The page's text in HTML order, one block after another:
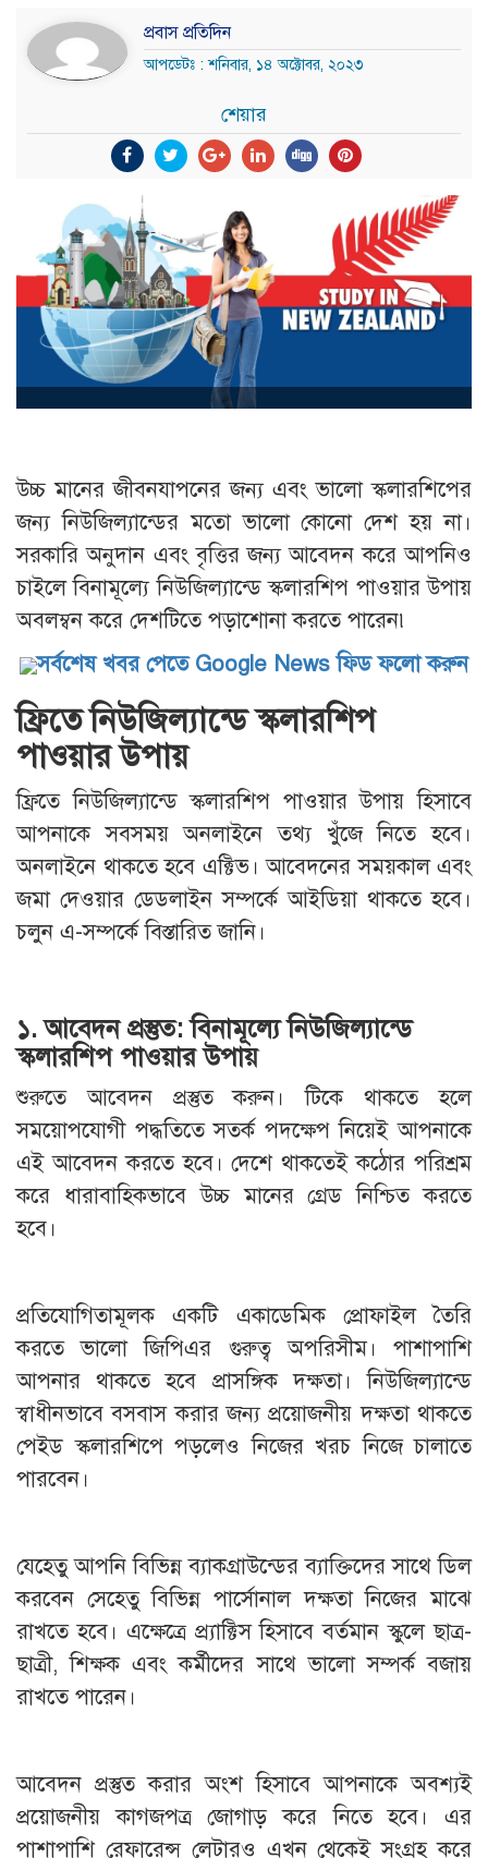
প্রবাস প্রতিদিন
আপডেটঃ : শনিবার, ১৪ অক্টোবর, ২০২৩
শেয়ার
উচ্চ মানের জীবনযাপনের জন্য এবং ভালো স্কলারশিপের
জন্য নিউজিল্যান্ডের মতো ভালো কোনো দেশ হয় না।
সরকারি অনুদান এবং বৃত্তির জন্য আবেদন করে আপনিও
চাইলে বিনামূল্যে নিউজিল্যান্ডে স্কলারশিপ পাওয়ার উপায়
অবলম্বন করে দেশটিতে পড়াশোনা করতে পারেন৷
সর্বশেষ খবর পেতে Google News ফিড ফলো করুন
ফ্রিতে নিউজিল্যান্ডে স্কলারশিপ
পাওয়ার উপায়
ফ্রিতে নিউজিল্যান্ডে স্কলারশিপ পাওয়ার উপায় হিসাবে
আপনাকে সবসময় অনলাইনে তথ্য খুঁজে নিতে হবে।
অনলাইনে থাকতে হবে এক্টিভ। আবেদনের সময়কাল এবং
জমা দেওয়ার ডেডলাইন সম্পর্কে আইডিয়া থাকতে হবে।
চলুন এ-সম্পর্কে বিস্তারিত জানি।
১. আবেদন প্রস্তুত: বিনামূল্যে নিউজিল্যান্ডে
স্কলারশিপ পাওয়ার উপায়
শুরুতে আবেদন প্রস্তুত করুন। টিকে থাকতে হলে
সময়োপযোগী পদ্ধতিতে সতর্ক পদক্ষেপ নিয়েই আপনাকে
এই আবেদন করতে হবে। দেশে থাকতেই কঠোর পরিশ্রম
করে ধারাবাহিকভাবে উচ্চ মানের গ্রেড নিশ্চিত করতে
হবে।
প্রতিযোগিতামূলক একটি একাডেমিক প্রোফাইল তৈরি
করতে ভালো জিপিএর গুরুত্ব অপরিসীম। পাশাপাশি
আপনার থাকতে হবে প্রাসঙ্গিক দক্ষতা। নিউজিল্যান্ডে
স্বাধীনভাবে বসবাস করার জন্য প্রয়োজনীয় দক্ষতা থাকতে
পেইড স্কলারশিপে পড়লেও নিজের খরচ নিজে চালাতে
পারবেন।
যেহেতু আপনি বিভিন্ন ব্যাকগ্রাউন্ডের ব্যাক্তিদের সাথে ডিল
করবেন সেহেতু বিভিন্ন পার্সোনাল দক্ষতা নিজের মাঝে
রাখতে হবে। এক্ষেত্রে প্র্যাক্টিস হিসাবে বর্তমান স্কুলে ছাত্র-
ছাত্রী, শিক্ষক এবং কর্মীদের সাথে ভালো সম্পর্ক বজায়
রাখতে পারেন।
আবেদন প্রস্তুত করার অংশ হিসাবে আপনাকে অবশ্যই
প্রয়োজনীয় কাগজপত্র জোগাড় করে নিতে হবে। এর
পাশাপাশি রেফারেন্স লেটারও এখন থেকেই সংগ্রহ করে